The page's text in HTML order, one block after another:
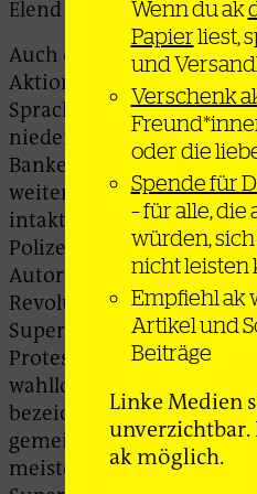
Elend abrutscht.
Auch die Ziele der
Aktionsformen sprechen
Sprache: Mehrere
niedergebrannt. Allein in
Banken nach den
weiteren Städten gab es
intakte Filiale. Ähnlich
Polizeistationen und
Autoritätssymbolen wie
Revolutionsführer. Aber
Supermarktketten
Protestierenden. Was von
wahllose Zerstörungswut
bezeichnet wird, lässt
gemeinsamen Feind
meisten Bankfilialen wie
Wenn du ak
Papierliest,
und
Verschenk
oder die
Spende für
– für alle, die
würden,
nicht leisten
Empfiehl ak
Artikel und
Beiträge
Linke Medien
unverzichtbar.
ak möglich.